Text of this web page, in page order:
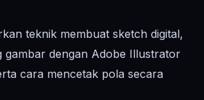
teknik membuat sketch digital,
gambar dengan Adobe Illustrator
cara mencetak pola secara